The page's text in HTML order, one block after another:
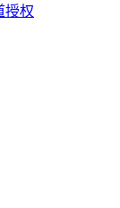
授权